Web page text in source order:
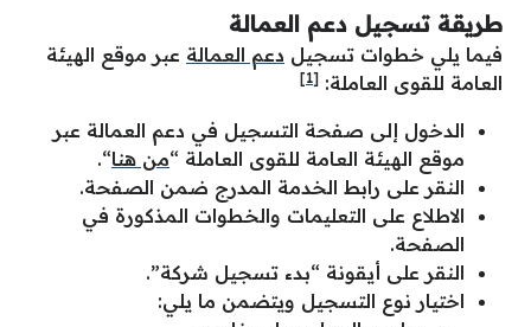
طريقة تسجيل دعم العمالة
فيما يلي خطوات تسجيل دعم العمالة عبر موقع الهيئة
العامة للقوى العاملة: [1]
الدخول إلى صفحة التسجيل في دعم العمالة عبر
موقع الهيئة العامة للقوى العاملة “من هنا“.
النقر على رابط الخدمة المدرج ضمن الصفحة.
الاطلاع على التعليمات والخطوات المذكورة في
الصفحة.
النقر على أيقونة “بدء تسجيل شركة”.
اختيار نوع التسجيل ويتضمن ما يلي: